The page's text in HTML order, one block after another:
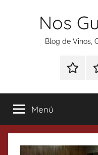
Nos
Blog de Vinos,
Especial
Tonics
Menú